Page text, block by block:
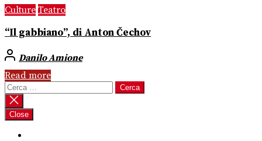
Culture Teatro
“Il gabbiano”, di Anton Čechov
Danilo Amione
Read more
Ricerca
per:
Close